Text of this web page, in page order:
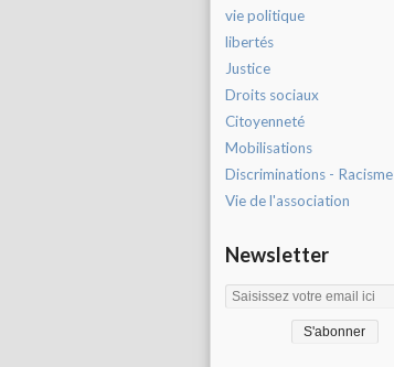
vie politique
libertés
Justice
Droits sociaux
Citoyenneté
Mobilisations
Discriminations - Racisme
Vie de l'association
Newsletter